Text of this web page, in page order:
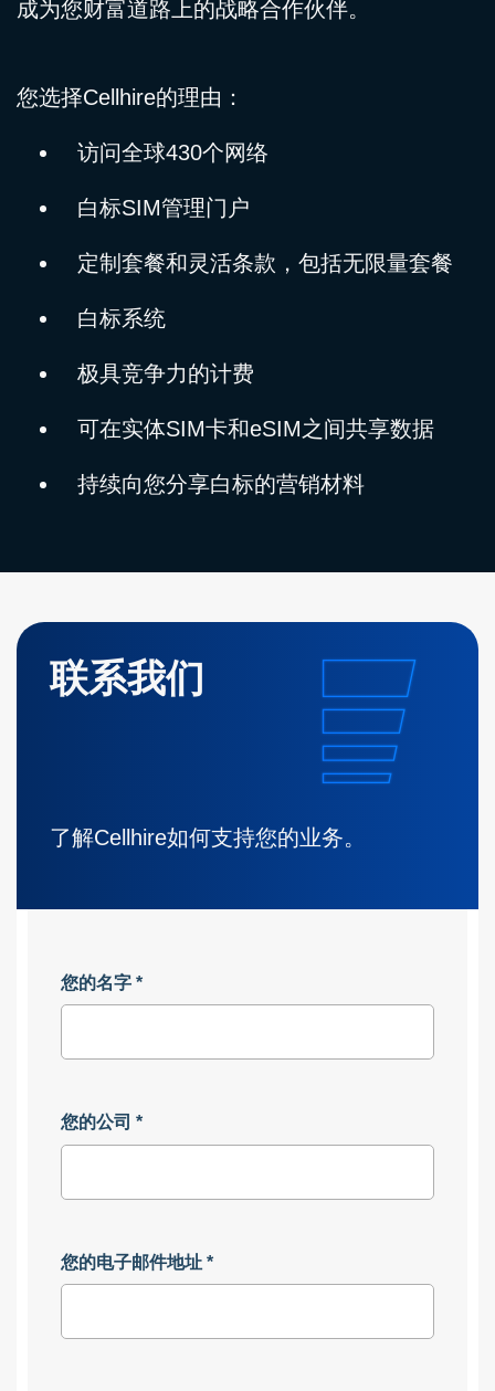
成为您财富道路上的战略合作伙伴。
您选择Cellhire的理由：
访问全球430个网络
白标SIM管理门户
定制套餐和灵活条款，包括无限量套餐
白标系统
极具竞争力的计费
可在实体SIM卡和eSIM之间共享数据
持续向您分享白标的营销材料
联系我们
了解Cellhire如何支持您的业务。
您的名字 *
您的公司 *
您的电子邮件地址 *